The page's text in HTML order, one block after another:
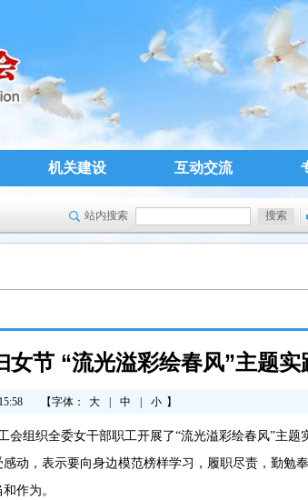
机关建设 互动交流
站内搜索
节 “流光溢彩绘春风”主题实
【字体： 大 中 小 】
会组织全委女干部职工开展了“流光溢彩绘春风”主题
感动，表示要向身边模范榜样学习，履职尽责，勤勉
作为。